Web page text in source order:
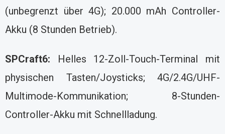
(unbegrenzt über 4G); 20.000 mAh Controller-
Akku (8 Stunden Betrieb).
SPCraft6: Helles 12-Zoll-Touch-Terminal mit
physischen Tasten/Joysticks; 4G/2.4G/UHF-
Multimode-Kommunikation; 8-Stunden-
Controller-Akku mit Schnellladung.